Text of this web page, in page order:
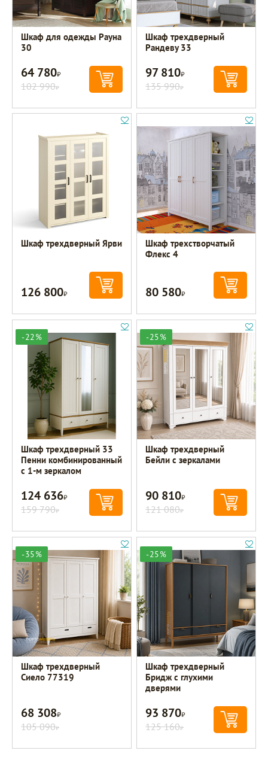
Шкаф для одежды Рауна
30
64 780Р
102 990Р
Шкаф трехдверный
Рандеву 33
97 810Р
135 990Р
Шкаф трехдверный Ярви
126 800Р
Шкаф трехстворчатый
Флекс 4
80 580Р
-22%
Шкаф трехдверный 33
Пенни комбинированный
с 1-м зеркалом
124 636Р
159 790Р
-25%
Шкаф трехдверный
Бейли с зеркалами
90 810Р
121 080Р
-35%
Шкаф трехдверный
Сиело 77319
68 308Р
105 090Р
-25%
Шкаф трехдверный
Бридж с глухими
дверями
93 870Р
125 160Р